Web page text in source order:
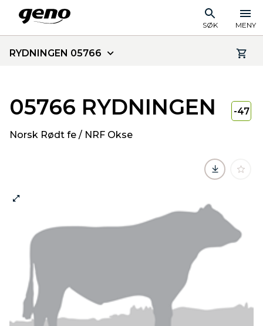
SØK MENY
RYDNINGEN 05766
05766 RYDNINGEN
Norsk Rødt fe / NRF Okse
-47